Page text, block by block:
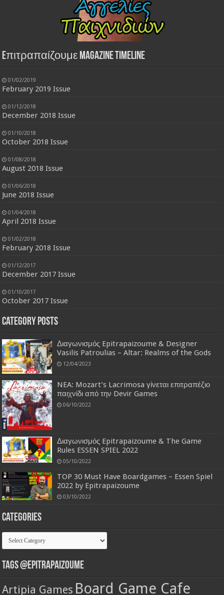
Eπιτραπαίζουμε Magazine Timeline
01/02/2019
February 2019 Issue
01/12/2018
December 2018 Issue
01/10/2018
October 2018 Issue
01/08/2018
August 2018 Issue
01/06/2018
June 2018 Issue
01/04/2018
April 2018 Issue
01/02/2018
February 2018 Issue
01/12/2017
December 2017 Issue
01/10/2017
October 2017 Issue
Category Posts
Διαγωνισμός Epitrapaizoume & Designer
Vasilis Patroulias – Altar: Realms of the Gods
12/04/2023
NEA: Mozart’s Lacrimosa γίνεται επιτραπέζιο
παιχνίδι από την Devir Games
06/10/2022
Διαγωνισμός Epitrapaizoume & The Game
Rules ESSEN SPIEL 2022
05/10/2022
TOP 30 Must Have Boardgames – Essen Spiel
2022 by Epitrapaizoume
03/10/2022
Categories
Categories
Tags @Epitrapaizoume
Artipia Games Board Game Cafe